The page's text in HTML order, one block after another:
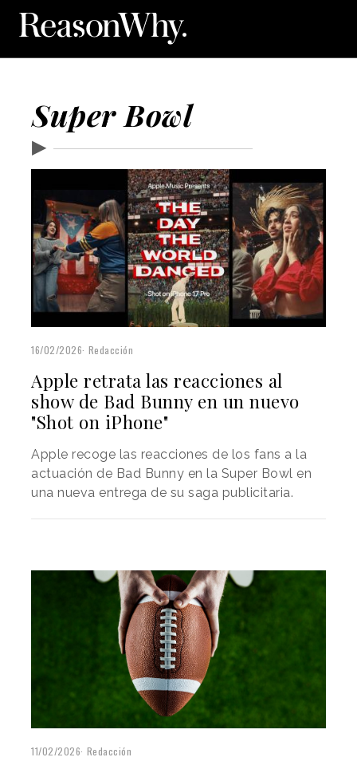
Super Bowl
▶
16/02/2026 Redacción
Apple retrata las reacciones al
show de Bad Bunny en un nuevo
"Shot on iPhone"
Apple recoge las reacciones de los fans a la
actuación de Bad Bunny en la Super Bowl en
una nueva entrega de su saga publicitaria.
11/02/2026 Redacción